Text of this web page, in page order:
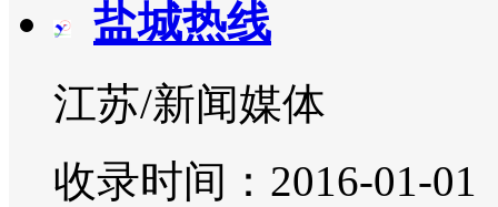
盐城热线
江苏/新闻媒体
收录时间：2016-01-01